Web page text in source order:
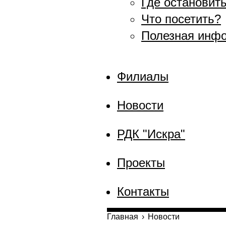
Что посетить?
Полезная
Филиалы
Новости
РДК "Искра"
Проекты
Контакты
Главная › Новости